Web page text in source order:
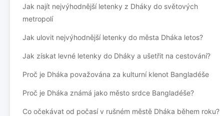
Jak najít nejvýhodnější letenky z Dháky do světových
metropolí
Jak ulovit nejvýhodnější letenky do města Dháka letos?
Jak získat levné letenky do Dháky a ušetřit na cestování?
Proč je Dháka považována za kulturní klenot Bangladéše
Proč je Dháka známá jako město srdce Bangladéše?
Co očekávat od počasí v rušném městě Dháka během roku?